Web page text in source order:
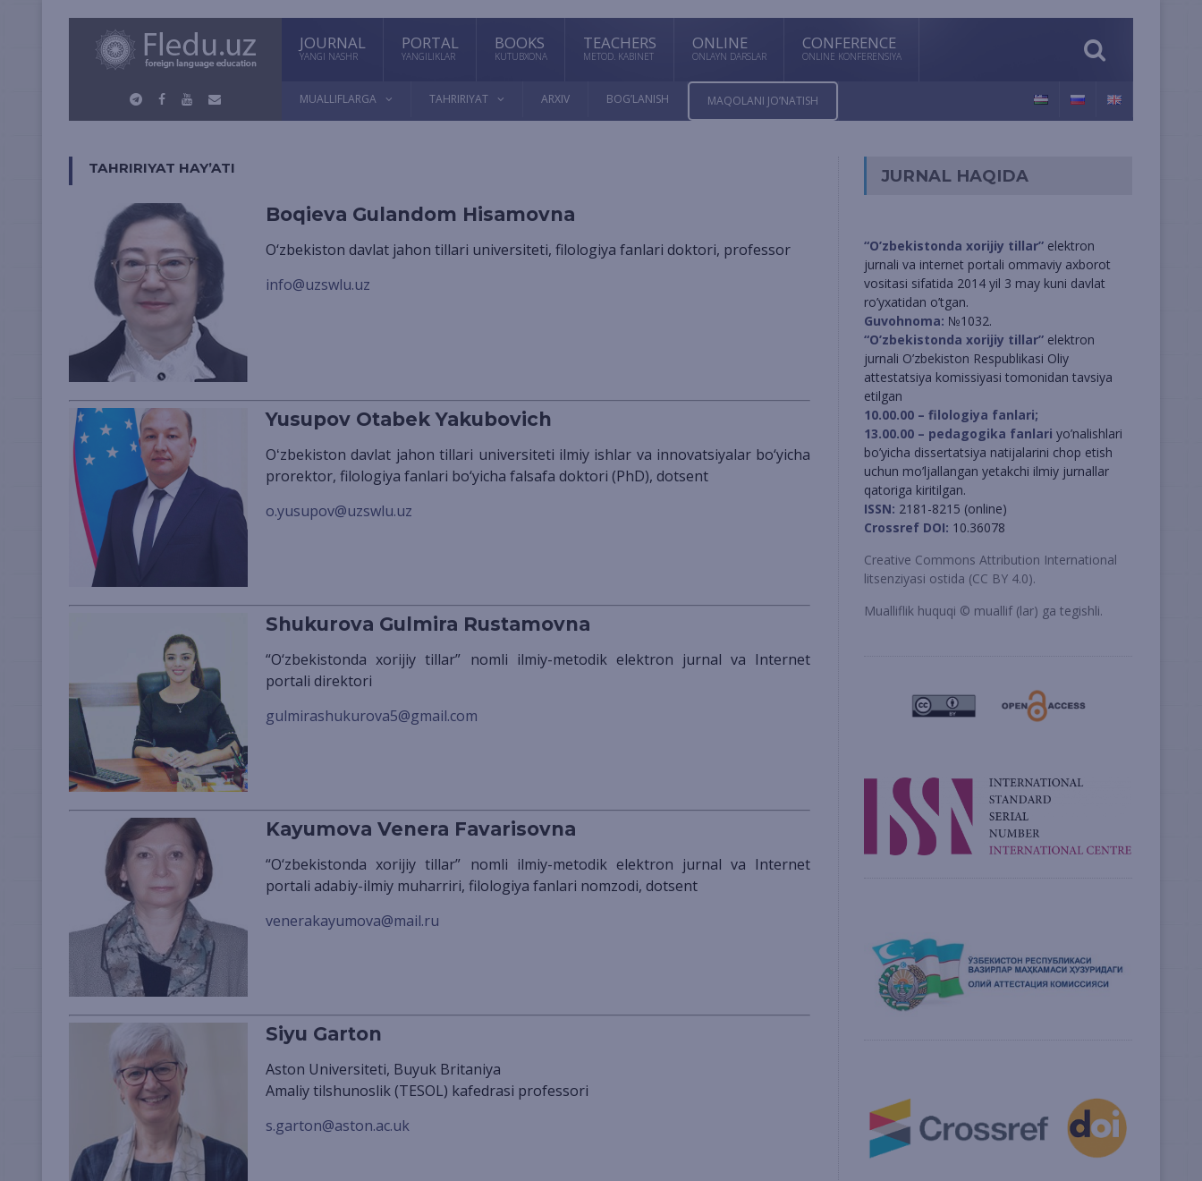
JOURNAL
YANGI NASHR
PORTAL
YANGILIKLAR
BOOKS
KUTUBXONA
TEACHERS
METOD. KABINET
ONLINE
ONLAYN DARSLAR
CONFERENCE
ONLINE KONFERENSIYA
MUALLIFLARGA TAHRIRIYAT ARXIV BOG’LANISH MAQOLANI JO’NATISH
TAHRIRIYAT HAY’ATI
Boqieva Gulandom Hisamovna
O‘zbekiston davlat jahon tillari universiteti, filologiya fanlari doktori, professor
info@uzswlu.uz
Yusupov Otabek Yakubovich
Oʻzbekiston davlat jahon tillari universiteti ilmiy ishlar va innovatsiyalar bo‘yicha
prorektor, filologiya fanlari bo‘yicha falsafa doktori (PhD), dotsent
o.yusupov@uzswlu.uz
Shukurova Gulmira Rustamovna
“O‘zbekistonda xorijiy tillar” nomli ilmiy-metodik elektron jurnal va Internet
portali direktori
gulmirashukurova5@gmail.com
Kayumova Venera Favarisovna
“O‘zbekistonda xorijiy tillar” nomli ilmiy-metodik elektron jurnal va Internet
portali adabiy-ilmiy muharriri, filologiya fanlari nomzodi, dotsent
venerakayumova@mail.ru
Siyu Garton
Aston Universiteti, Buyuk Britaniya
Amaliy tilshunoslik (TESOL) kafedrasi professori
s.garton@aston.ac.uk
JURNAL HAQIDA
“O’zbekistonda xorijiy tillar”elektron
jurnali va internet portali ommaviy axborot
vositasi sifatida 2014 yil 3 may kuni davlat
ro’yxatidan o’tgan.
Guvohnoma: №1032.
“O’zbekistonda xorijiy tillar”elektron
jurnali O’zbekiston Respublikasi Oliy
attestatsiya komissiyasi tomonidan tavsiya
etilgan
10.00.00 – filologiya fanlari;
13.00.00 – pedagogika fanlari yo’nalishlari
bo’yicha dissertatsiya natijalarini chop etish
uchun mo’ljallangan yetakchi ilmiy jurnallar
qatoriga kiritilgan.
ISSN: 2181-8215 (online)
Crossref DOI: 10.36078
Creative Commons Attribution International
litsenziyasi ostida (CC BY 4.0).
Mualliflik huquqi © muallif (lar) ga tegishli.